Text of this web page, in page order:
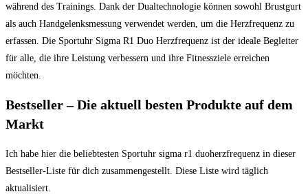
während des Trainings. Dank der Dualtechnologie können sowohl Brustgurt
als auch Handgelenksmessung verwendet werden, um die Herzfrequenz zu
erfassen. Die Sportuhr Sigma R1 Duo Herzfrequenz ist der ideale Begleiter
für alle, die ihre Leistung verbessern und ihre Fitnessziele erreichen
möchten.
Bestseller – Die aktuell besten Produkte auf dem
Markt
Ich habe hier die beliebtesten Sportuhr sigma r1 duoherzfrequenz in dieser
Bestseller-Liste für dich zusammengestellt. Diese Liste wird täglich
aktualisiert.